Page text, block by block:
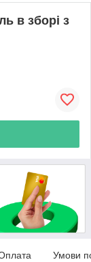
в зборі з
Умови